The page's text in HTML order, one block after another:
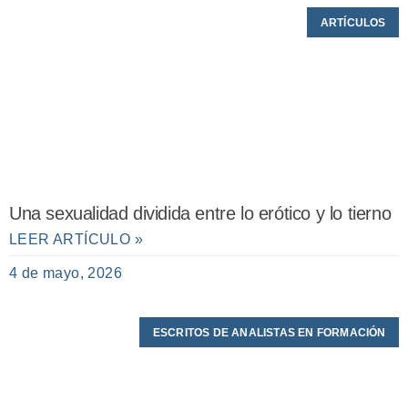
ARTÍCULOS
Una sexualidad dividida entre lo erótico y lo tierno
LEER ARTÍCULO »
4 de mayo, 2026
ESCRITOS DE ANALISTAS EN FORMACIÓN